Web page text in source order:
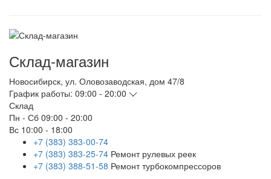
Склад-магазин
Новосибирск, ул. Оловозаводская, дом 47/8
График работы: 09:00 - 20:00
Склад
Пн - Сб 09:00 - 20:00
Вс 10:00 - 18:00
+7 (383) 383-00-74
+7 (383) 383-25-74 Ремонт рулевых реек
+7 (383) 388-51-58 Ремонт турбокомпрессоров